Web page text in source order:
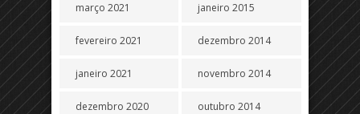
março 2021
fevereiro 2021
janeiro 2021
dezembro 2020
janeiro 2015
dezembro 2014
novembro 2014
outubro 2014